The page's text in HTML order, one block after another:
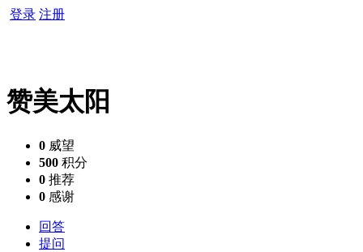
登录 注册
赞美太阳
0 威望
500 积分
0 推荐
0 感谢
回答
提问